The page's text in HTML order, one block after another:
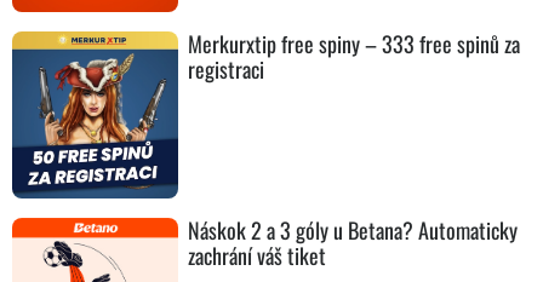
Merkurxtip free spiny – 333 free spinů za
registraci
Náskok 2 a 3 góly u Betana? Automaticky
zachrání váš tiket